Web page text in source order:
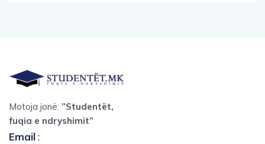
Motoja jonë: ”Studentët,
fuqia e ndryshimit”
Email: